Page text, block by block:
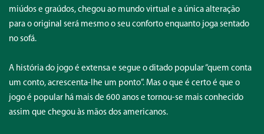
miúdos e graúdos, chegou ao mundo virtual e a única alteração
para o original será mesmo o seu conforto enquanto joga sentado
no sofá.
A história do jogo é extensa e segue o ditado popular “quem conta
um conto, acrescenta-lhe um ponto”. Mas o que é certo é que o
jogo é popular há mais de 600 anos e tornou-se mais conhecido
assim que chegou às mãos dos americanos.